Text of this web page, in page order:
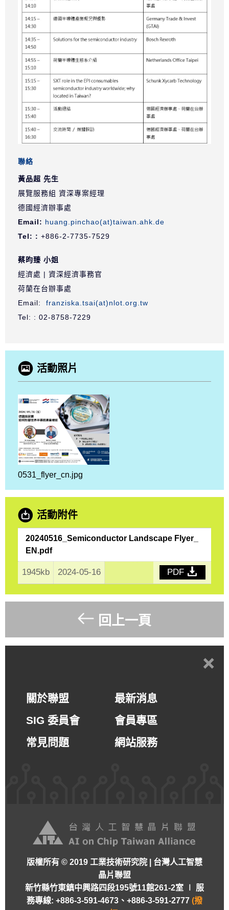
聯絡
黃品超 先生
展覽服務組 資深專案經理
德國經濟辦事處
Email: huang.pinchao(at)taiwan.ahk.de
Tel: : +886-2-7735-7529
蔡昀臻 小姐
經濟處 | 資深經濟事務官
荷蘭在台辦事處
Email: franziska.tsai(at)nlot.org.tw
Tel: : 02-8758-7229
活動照片
0531_flyer_cn.jpg
活動附件
20240516_Semiconductor Landscape Flyer_
EN.pdf
1945kb 2024-05-16 PDF
回上一頁
+
關於聯盟
最新消息
SIG 委員會
會員專區
常見問題
網站服務
版權所有 © 2019 工業技術研究院 | 台灣人工智慧
晶片聯盟
新竹縣竹東鎮中興路四段195號11館261-2室 ∣ 服
務專線: +886-3-591-4673、+886-3-591-2777 (撥